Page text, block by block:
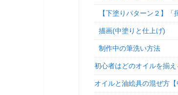
【下塗りパターン２】
描画(中塗りと仕上げ)
制作中の筆洗い方法
初心者はどのオイルを揃え
オイルと油絵具の混ぜ方【